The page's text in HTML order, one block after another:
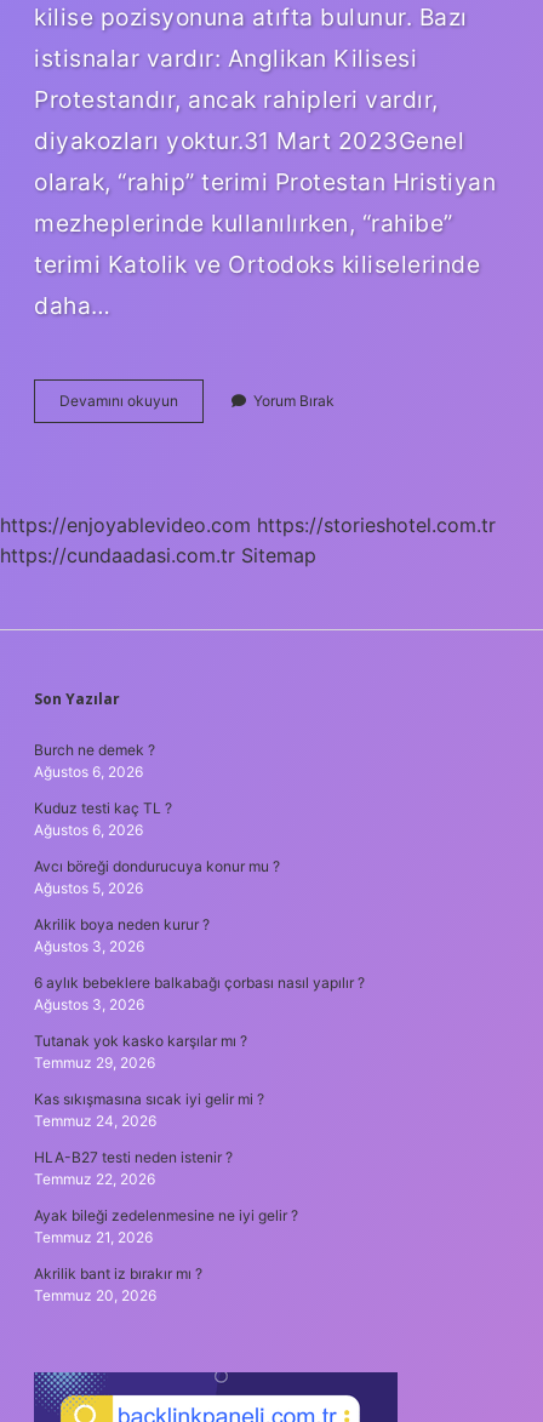
kilise pozisyonuna atıfta bulunur. Bazı
istisnalar vardır: Anglikan Kilisesi
Protestandır, ancak rahipleri vardır,
diyakozları yoktur.31 Mart 2023Genel
olarak, “rahip” terimi Protestan Hristiyan
mezheplerinde kullanılırken, “rahibe”
terimi Katolik ve Ortodoks kiliselerinde
daha…
Devamını okuyun
Din
Yorum Bırak
https://enjoyablevideo.com https://storieshotel.com.tr
https://cundaadasi.com.tr Sitemap
SIDEBAR
Son Yazılar
Burch ne demek ?
Ağustos 6, 2026
Kuduz testi kaç TL ?
Ağustos 6, 2026
Avcı böreği dondurucuya konur mu ?
Ağustos 5, 2026
Akrilik boya neden kurur ?
Ağustos 3, 2026
6 aylık bebeklere balkabağı çorbası nasıl yapılır ?
Ağustos 3, 2026
Tutanak yok kasko karşılar mı ?
Temmuz 29, 2026
Kas sıkışmasına sıcak iyi gelir mi ?
Temmuz 24, 2026
HLA-B27 testi neden istenir ?
Temmuz 22, 2026
Ayak bileği zedelenmesine ne iyi gelir ?
Temmuz 21, 2026
Akrilik bant iz bırakır mı ?
Temmuz 20, 2026